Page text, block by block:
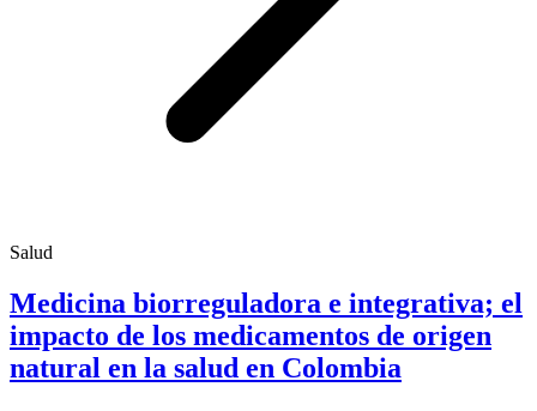
Salud
Medicina biorreguladora e integrativa; el
impacto de los medicamentos de origen
natural en la salud en Colombia